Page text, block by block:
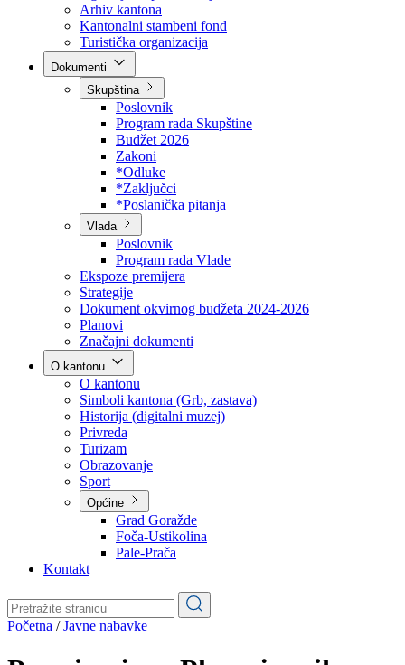
BPK šume
RTV BPK
Agencija za privatizaciju
Arhiv kantona
Kantonalni stambeni fond
Turistička organizacija
Skupština
Poslovnik
Program rada Skupštine
Budžet 2026
Zakoni
*Odluke
*Zaključci
*Poslanička pitanja
Vlada
Poslovnik
Program rada Vlade
Ekspoze premijera
Strategije
Dokument okvirnog budžeta 2024-2026
Planovi
Značajni dokumenti
O kantonu
O kantonu
Simboli kantona (Grb, zastava)
Historija (digitalni muzej)
Privreda
Turizam
Obrazovanje
Općine
Pale-Prača
Kontakt